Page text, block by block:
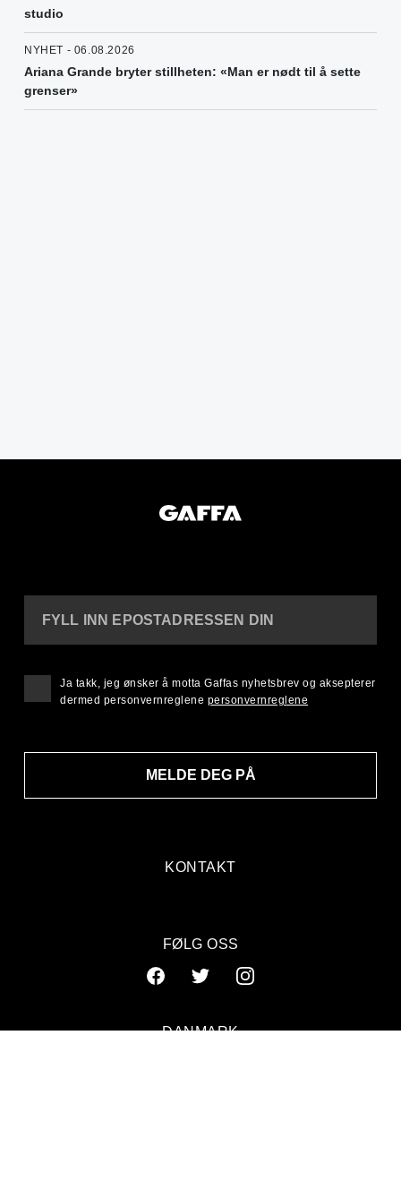
studio
NYHET - 06.08.2026
Ariana Grande bryter stillheten: «Man er nødt til å sette
grenser»
KONTAKT
FYLL INN EPOSTADRESSEN DIN
MELDE DEG PÅ
Ja takk, jeg ønsker å motta Gaffas nyhetsbrev og aksepterer
dermed personvernreglene personvernreglene
FØLG OSS
DANMARK